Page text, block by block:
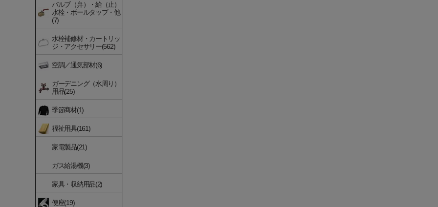
バルブ（弁）・給（止）
水栓・ボールタップ・他
(7)
水栓補修材・カートリッ
ジ・アクセサリー(562)
空調／通気部材(6)
ガーデニング（水周り）
用品(25)
季節商材(1)
福祉用具(161)
家電製品(21)
ガス給湯機(3)
家具・収納用品(2)
便座(19)